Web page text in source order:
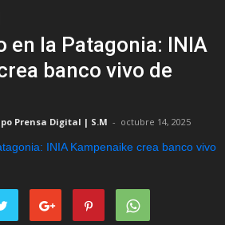
en la Patagonia: INIA
banco vivo de
Prensa Digital | S.M - octubre 14, 2025